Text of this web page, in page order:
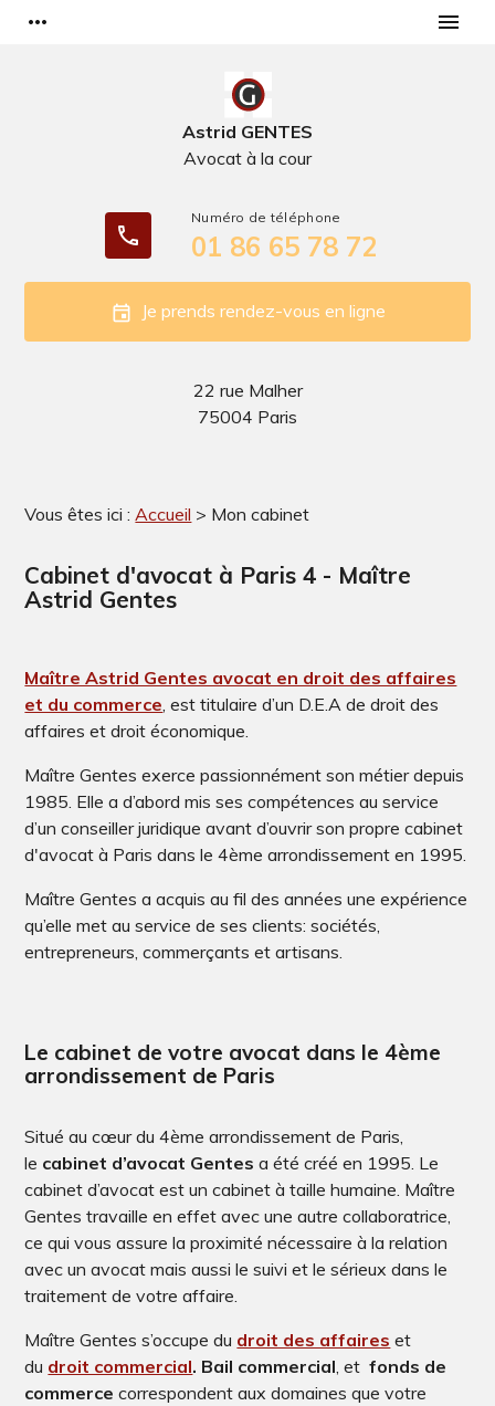
more_horiz menu
22 rue Malher
75004 Paris
Astrid GENTES
Avocat à la cour
phone 01 86 65 78 72
event Je prends rendez-vous en ligne
Vous êtes ici : Accueil > Mon cabinet
Cabinet d'avocat à Paris 4 - Maître
Astrid Gentes
Maître Astrid Gentes avocat en droit des affaires
et du commerce , est titulaire d’un D.E.A de droit des
affaires et droit économique.
Maître Gentes exerce passionnément son métier depuis
1985. Elle a d’abord mis ses compétences au service
d’un conseiller juridique avant d’ouvrir son propre cabinet
d'avocat à Paris dans le 4ème arrondissement en 1995.
Maître Gentes a acquis au fil des années une expérience
qu’elle met au service de ses clients: sociétés,
entrepreneurs, commerçants et artisans.
Le cabinet de votre avocat dans le 4ème
arrondissement de Paris
Situé au cœur du 4ème arrondissement de Paris,
le cabinet d’avocat Gentes a été créé en 1995. Le
cabinet d’avocat est un cabinet à taille humaine. Maître
Gentes travaille en effet avec une autre collaboratrice,
ce qui vous assure la proximité nécessaire à la relation
avec un avocat mais aussi le suivi et le sérieux dans le
traitement de votre affaire.
Maître Gentes s’occupe du droit des affaires et
du droit commercial. Bail commercial, et fonds de
commerce correspondent aux domaines que votre